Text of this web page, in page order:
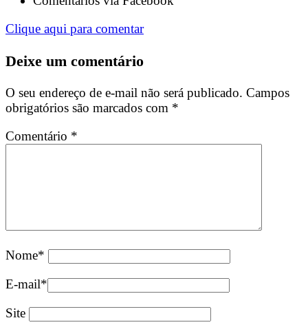
Clique aqui para comentar
Deixe um comentário
O seu endereço de e-mail não será publicado. Campos
obrigatórios são marcados com *
Comentário *
Nome*
E-mail*
Site